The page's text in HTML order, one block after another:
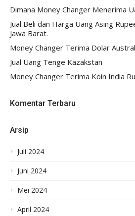
Dimana Money Changer Menerima
Jual Beli dan Harga Uang Asing
Jawa Barat.
Money Changer Terima Dolar
Jual Uang Tenge Kazakstan
Money Changer Terima Koin India
Komentar Terbaru
Arsip
Juli 2024
Juni 2024
Mei 2024
April 2024